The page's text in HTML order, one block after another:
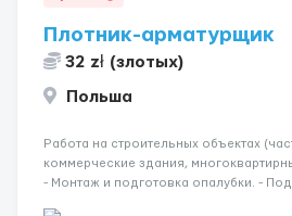
Плотник-арматурщик
32 zł (злотых)
Польша
Работа на строительных объектах
коммерческие здания,
- Монтаж и подготовка опалубки. -